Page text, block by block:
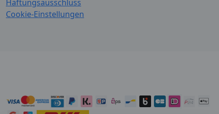
Haftungsausschluss
Cookie-Einstellungen